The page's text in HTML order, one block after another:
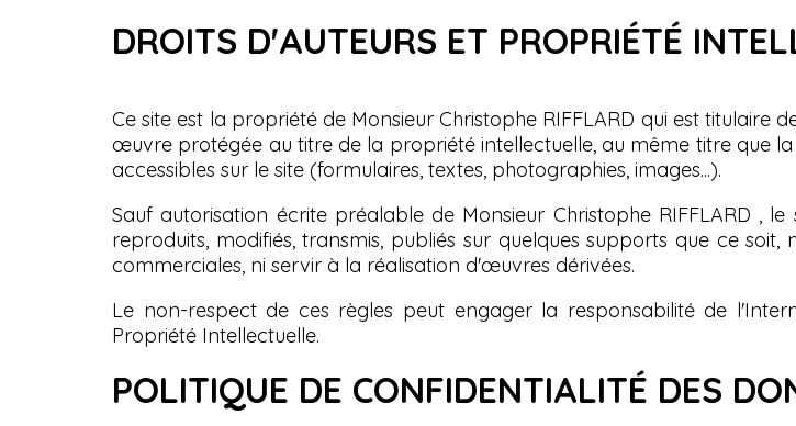
DROITS D'AUTEURS ET PROPRIÉTÉ
Ce site est la propriété de Monsieur Christophe RIFFLARD qui est titulaire
œuvre protégée au titre de la propriété intellectuelle, au même titre que
accessibles sur le site (formulaires, textes, photographies, images...).
Sauf autorisation écrite préalable de Monsieur Christophe RIFFLARD ,
reproduits, modifiés, transmis, publiés sur quelques supports que ce
commerciales, ni servir à la réalisation d'œuvres dérivées.
Le non-respect de ces règles peut engager la responsabilité de
Propriété Intellectuelle.
POLITIQUE DE CONFIDENTIALITÉ DES